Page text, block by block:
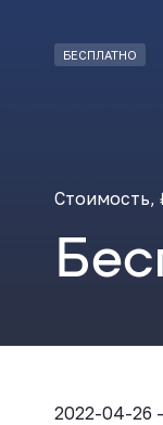
БЕСПЛАТНО
Стоимость,
2022-04-26